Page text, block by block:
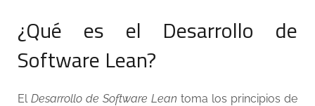
¿Qué es el Desarrollo de
Software Lean?
El Desarrollo de Software Lean toma los principios de